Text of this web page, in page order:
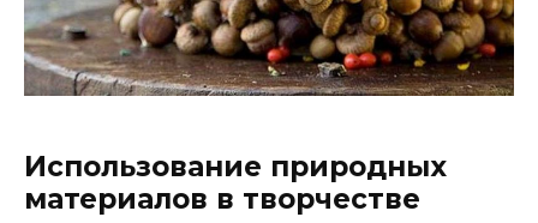
Использование природных
материалов в творчестве